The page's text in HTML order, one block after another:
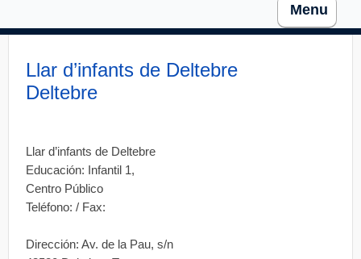
Menu
Llar d’infants de Deltebre
Deltebre
Llar d’infants de Deltebre
Educación: Infantil 1,
Centro Público
Teléfono: / Fax:
Dirección: Av. de la Pau, s/n